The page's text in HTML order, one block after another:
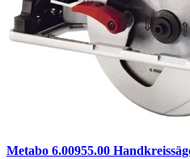
Metabo 6.00955.00